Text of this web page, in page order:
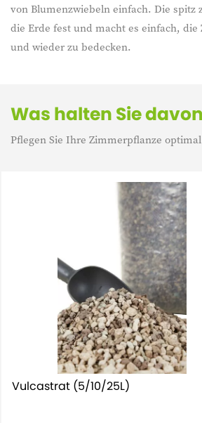
von Blumenzwiebeln einfach. Die spitz
die Erde fest und macht es einfach, die
und wieder zu bedecken.
Was halten Sie
Pflegen Sie Ihre Zimmerpflanze
Vulcastrat (5/10/25L)